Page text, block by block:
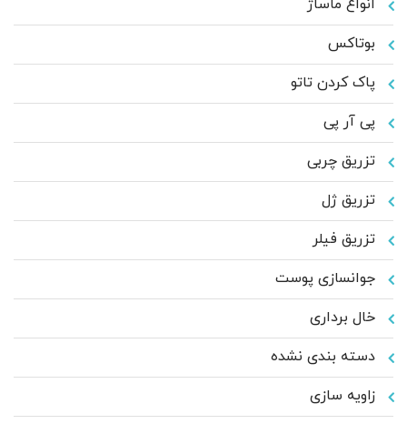
انواع ماساژ
بوتاکس
پاک کردن تاتو
پی آر پی
تزریق چربی
تزریق ژل
تزریق فیلر
جوانسازی پوست
خال برداری
دسته بندی نشده
زاویه سازی